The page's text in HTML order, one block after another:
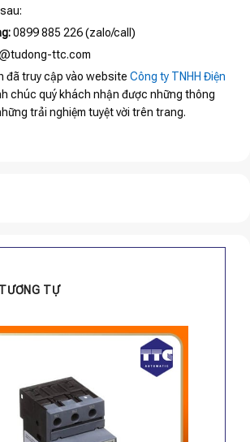
0899 885 226 (zalo/call)
ttc.com
đã truy cập vào website Công ty TNHH Điện
chúc quý khách nhận được những thông
trải nghiệm tuyệt vời trên trang.
TỰ